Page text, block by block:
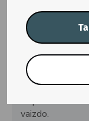
Gamybos
Nuotraukose
kainą
užsisakyti
▪Spalvos
vaizdo.